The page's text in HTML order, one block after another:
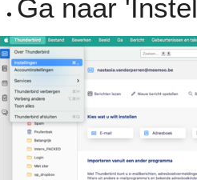
Ga naar